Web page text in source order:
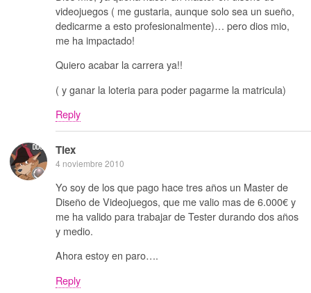
videojuegos ( me gustaria, aunque solo sea un sueño,
dedicarme a esto profesionalmente)… pero dios mio,
me ha impactado!
Quiero acabar la carrera ya!!
( y ganar la loteria para poder pagarme la matricula)
Reply
Tiex
4 noviembre 2010
Yo soy de los que pago hace tres años un Master de
Diseño de Videojuegos, que me valio mas de 6.000€ y
me ha valido para trabajar de Tester durando dos años
y medio.
Ahora estoy en paro….
Reply